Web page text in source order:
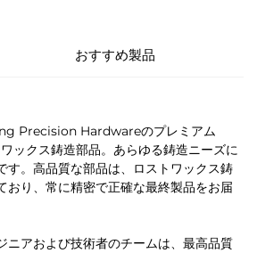
おすすめ製品
Precision Hardwareのプレミアム
ックス鋳造部品。あらゆる鋳造ニーズに
す。高品質な部品は、ロストワックス鋳
おり、常に精密で正確な最終製品をお届
ニアおよび技術者のチームは、最高品質